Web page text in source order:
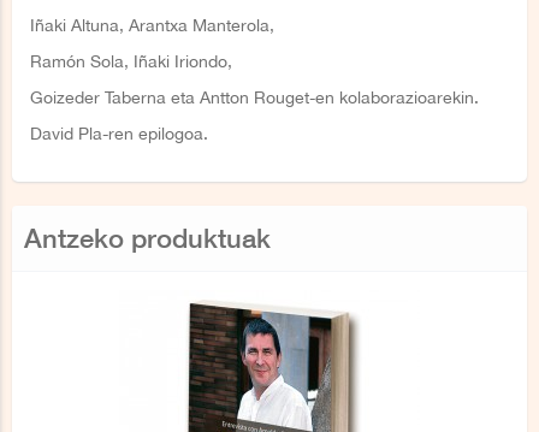
Iñaki Altuna, Arantxa Manterola,
Ramón Sola, Iñaki Iriondo,
Goizeder Taberna eta Antton Rouget-en kolaborazioarekin.
David Pla-ren epilogoa.
Antzeko produktuak